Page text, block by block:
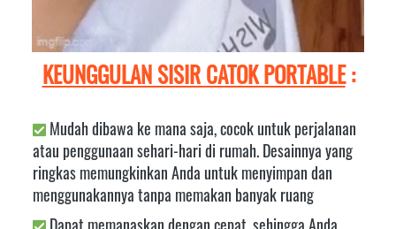
KEUNGGULAN SISIR CATOK PORTABLE :
Mudah dibawa ke mana saja, cocok untuk perjalanan
atau penggunaan sehari-hari di rumah. Desainnya yang
ringkas memungkinkan Anda untuk menyimpan dan
menggunakannya tanpa memakan banyak ruang